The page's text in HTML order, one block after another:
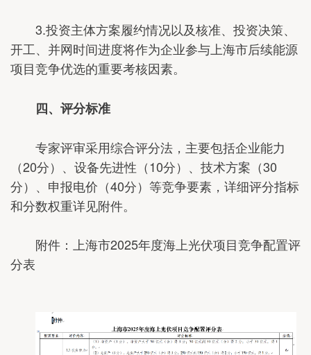
3.投资主体方案履约情况以及核准、投资决策、
开工、并网时间进度将作为企业参与上海市后续能源
项目竞争优选的重要考核因素。
四、评分标准
专家评审采用综合评分法，主要包括企业能力
（20分）、设备先进性（10分）、技术方案（30
分）、申报电价（40分）等竞争要素，详细评分指标
和分数权重详见附件。
附件：上海市2025年度海上光伏项目竞争配置评
分表